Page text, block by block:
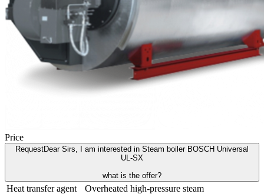
Price
RequestDear Sirs, I am interested in Steam boiler BOSCH Universal
UL-SX
what is the offer?
Heat transfer agent
Overheated high-pressure steam